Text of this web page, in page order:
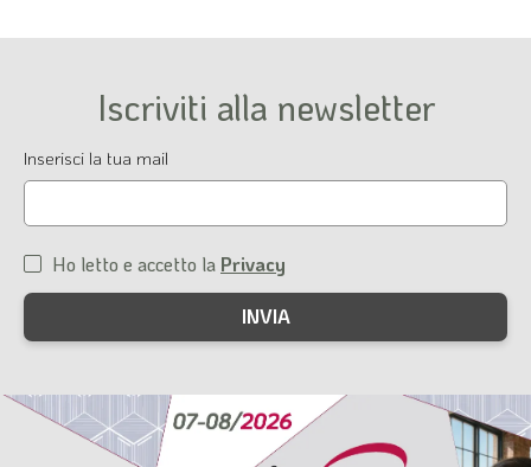
Iscriviti alla newsletter
Email
Inserisci la tua mail
Condizioni
di
Ho letto e accetto la Privacy